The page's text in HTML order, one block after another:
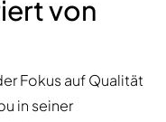
von
Fokus auf Qualität
in seiner